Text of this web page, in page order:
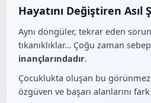
Hayatını Değiştiren Asıl
Aynı döngüler, tekrar eden
tıkanıklıklar… Çoğu zaman sebep
inançlarındadır.
Çocuklukta oluşan bu
özgüven ve başarı alanlarını